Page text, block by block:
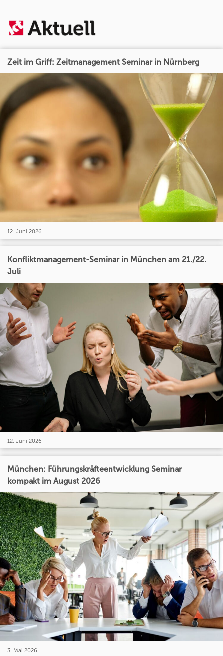
Zeit im Griff: Zeitmanagement Seminar in Nürnberg
12. Juni 2026
Konfliktmanagement-Seminar in München am 21./22.
Juli
12. Juni 2026
München: Führungskräfteentwicklung Seminar
kompakt im August 2026
3. Mai 2026